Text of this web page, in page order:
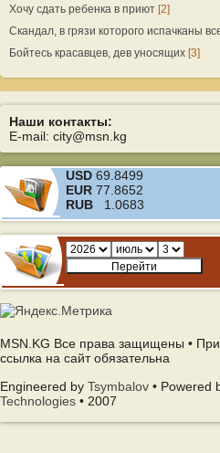
Хочу сдать ребенка в приют [2]
Скандал, в грязи которого испачканы
Бойтесь красавцев, дев уносящих [3]
Наши контакты:
E-mail: city@msn.kg
USD 69.8499
EUR 77.8652
RUB 1.0683
MSN.KG Все права защищены •
ссылка на сайт обязательна
Engineered by Tsymbalov • Powered
Technologies • 2007